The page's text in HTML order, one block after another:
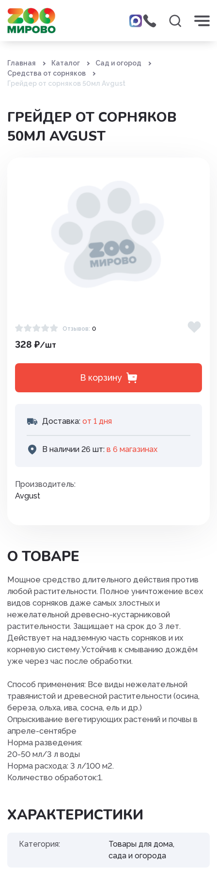
Главная Каталог
Сад и огород
Средства от сорняков
Грейдер от сорняков 50мл Avgust
ГРЕЙДЕР ОТ СОРНЯКОВ
50МЛ AVGUST
Отзывов: 0
328 ₽/шт
В корзину
Доставка: от 1 дня
В наличии 26 шт: в 6 магазинах
Производитель:
Avgust
О ТОВАРЕ
Мощное средство длительного действия против
любой растительности. Полное уничтожение всех
видов сорняков даже самых злостных и
нежелательной древесно-кустарниковой
растительности. Защищает на срок до 3 лет.
Действует на надземную часть сорняков и их
корневую систему.Устойчив к смыванию дождём
уже через час после обработки.
Способ применения: Все виды нежелательной
травянистой и древесной растительности (осина,
береза, ольха, ива, сосна, ель и др.)
Опрыскивание вегетирующих растений и почвы в
апреле-сентябре
Норма разведения:
20-50 мл/3 л воды
Норма расхода: 3 л/100 м2.
Количество обработок:1.
ХАРАКТЕРИСТИКИ
Категория:
Товары для дома,
сада и огорода